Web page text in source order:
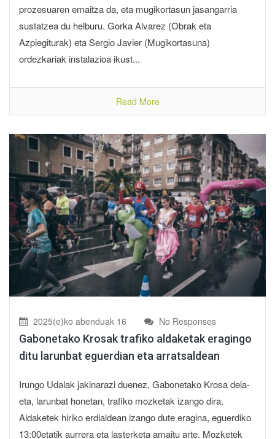
prozesuaren emaitza da, eta mugikortasun jasangarria
sustatzea du helburu. Gorka Alvarez (Obrak eta
Azpiegiturak) eta Sergio Javier (Mugikortasuna)
ordezkariak instalazioa ikust...
Read More
2025(e)ko abenduak 16 No Responses
Gabonetako Krosak trafiko aldaketak eragingo
ditu larunbat eguerdian eta arratsaldean
Irungo Udalak jakinarazi duenez, Gabonetako Krosa dela-
eta, larunbat honetan, trafiko mozketak izango dira.
Aldaketek hiriko erdialdean izango dute eragina, eguerdiko
13:00etatik aurrera eta lasterketa amaitu arte. Mozketek